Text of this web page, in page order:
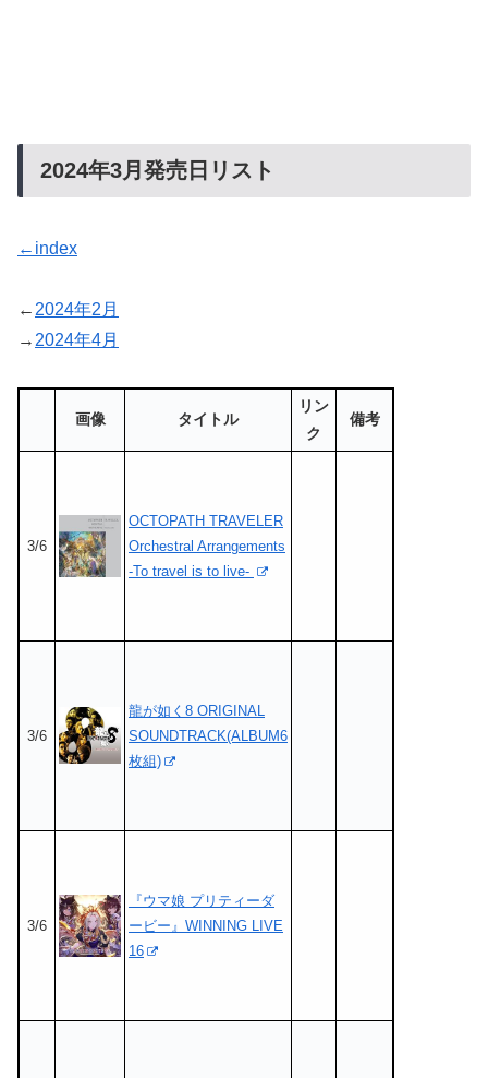
2024年3月発売日リスト
←index
← 2024年2月
→ 2024年4月
画像 タイトル
リン
ク
備考
3/6
OCTOPATH TRAVELER
Orchestral Arrangements
-To travel is to live-
3/6
龍が如く8 ORIGINAL
SOUNDTRACK(ALBUM6
枚組)
3/6
『ウマ娘 プリティーダ
ービー』WINNING LIVE
16